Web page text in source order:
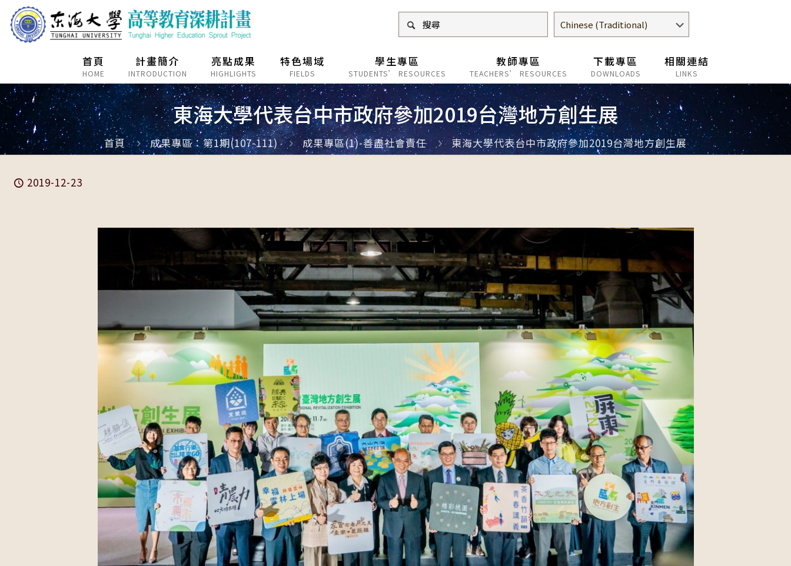
首頁
HOME
計畫簡介
INTRODUCTION
亮點成果
HIGHLIGHTS
特色場域
FIELDS
學生專區
STUDENTS’ RESOURCES
教師專區
TEACHERS’ RESOURCES
下載專區
DOWNLOADS
相關連結
LINKS
東海大學代表台中市政府參加2019台灣地方創生展
首頁 成果專區：第1期(107-111) 成果專區(1)-善盡社會責任 東海大學代表台中市政府參加2019台灣地方創生展
2019-12-23